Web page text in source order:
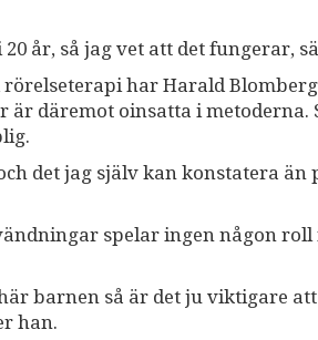
år, så jag vet att det fungerar,
rörelseterapi har Harald
är däremot oinsatta i metoderna.
det jag själv kan konstatera än
spelar ingen någon
barnen så är det ju viktigare
han.